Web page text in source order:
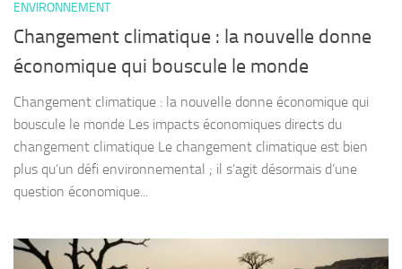
ENVIRONNEMENT
Changement climatique : la nouvelle donne
économique qui bouscule le monde
Changement climatique : la nouvelle donne économique qui
bouscule le monde Les impacts économiques directs du
changement climatique Le changement climatique est bien
plus qu’un défi environnemental ; il s’agit désormais d’une
question économique...